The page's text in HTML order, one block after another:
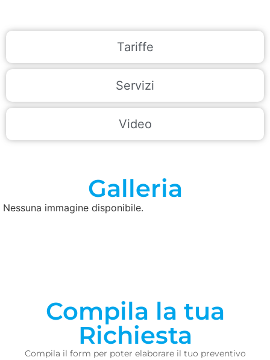
Tariffe
Servizi
Video
Galleria
Nessuna immagine disponibile.
Compila la tua
Richiesta
Compila il form per poter elaborare il tuo preventivo